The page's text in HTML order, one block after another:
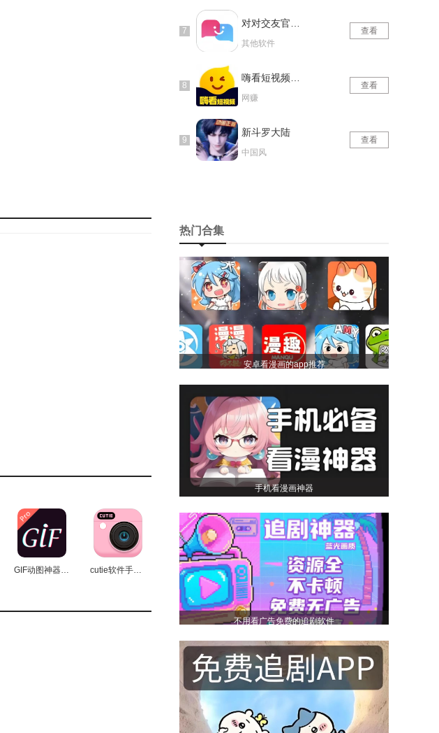
GIF动图神器最新版 cutie软件手机最新版
其他软件
查看
网赚
查看
新斗罗大陆
中国风
查看
热门合集
安卓看漫画的app推荐
手机看漫画神器
不用看广告免费的追剧软件